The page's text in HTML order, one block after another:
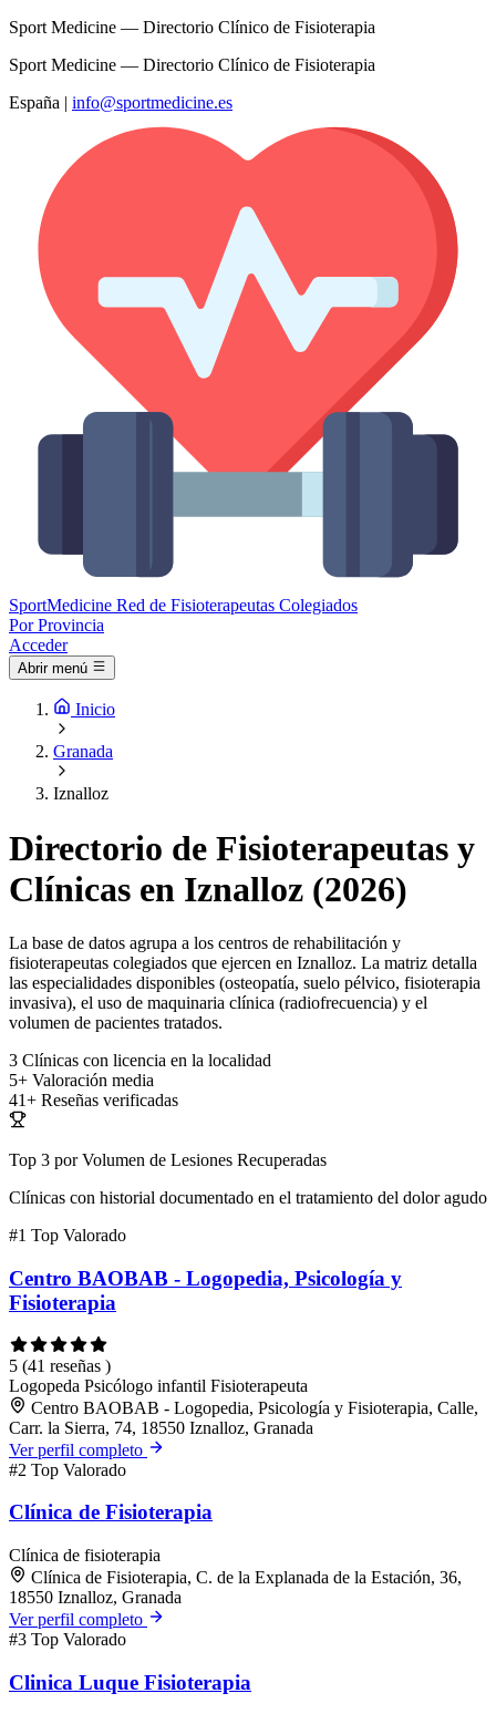
Sport Medicine — Directorio Clínico de Fisioterapia
Sport Medicine — Directorio Clínico de Fisioterapia
España | info@sportmedicine.es
SportMedicine Red de Fisioterapeutas Colegiados
Por Provincia
Acceder
Abrir menú
Inicio
Granada
Iznalloz
Directorio de Fisioterapeutas y
Clínicas en Iznalloz (2026)
La base de datos agrupa a los centros de rehabilitación y
fisioterapeutas colegiados que ejercen en Iznalloz. La matriz detalla
las especialidades disponibles (osteopatía, suelo pélvico, fisioterapia
invasiva), el uso de maquinaria clínica (radiofrecuencia) y el
volumen de pacientes tratados.
3 Clínicas con licencia en la localidad
5+ Valoración media
41+ Reseñas verificadas
Top 3 por Volumen de Lesiones Recuperadas
Clínicas con historial documentado en el tratamiento del dolor agudo
#1 Top Valorado
Centro BAOBAB - Logopedia, Psicología y
Fisioterapia
5 (41 reseñas )
Logopeda Psicólogo infantil Fisioterapeuta
Centro BAOBAB - Logopedia, Psicología y Fisioterapia, Calle,
Carr. la Sierra, 74, 18550 Iznalloz, Granada
Ver perfil completo
#2 Top Valorado
Clínica de Fisioterapia
Clínica de fisioterapia
Clínica de Fisioterapia, C. de la Explanada de la Estación, 36,
18550 Iznalloz, Granada
Ver perfil completo
#3 Top Valorado
Clinica Luque Fisioterapia